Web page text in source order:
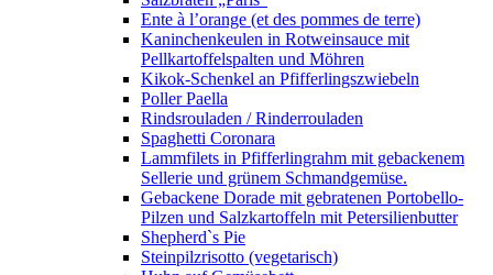
Ente à l’orange (et des pommes de terre)
Kaninchenkeulen in Rotweinsauce mit
Pellkartoffelspalten und Möhren
Kikok-Schenkel an Pfifferlingszwiebeln
Poller Paella
Rindsrouladen / Rinderrouladen
Spaghetti Coronara
Lammfilets in Pfifferlingrahm mit gebackenem
Sellerie und grünem Schmandgemüse.
Gebackene Dorade mit gebratenen Portobello-
Pilzen und Salzkartoffeln mit Petersilienbutter
Shepherd`s Pie
Steinpilzrisotto (vegetarisch)